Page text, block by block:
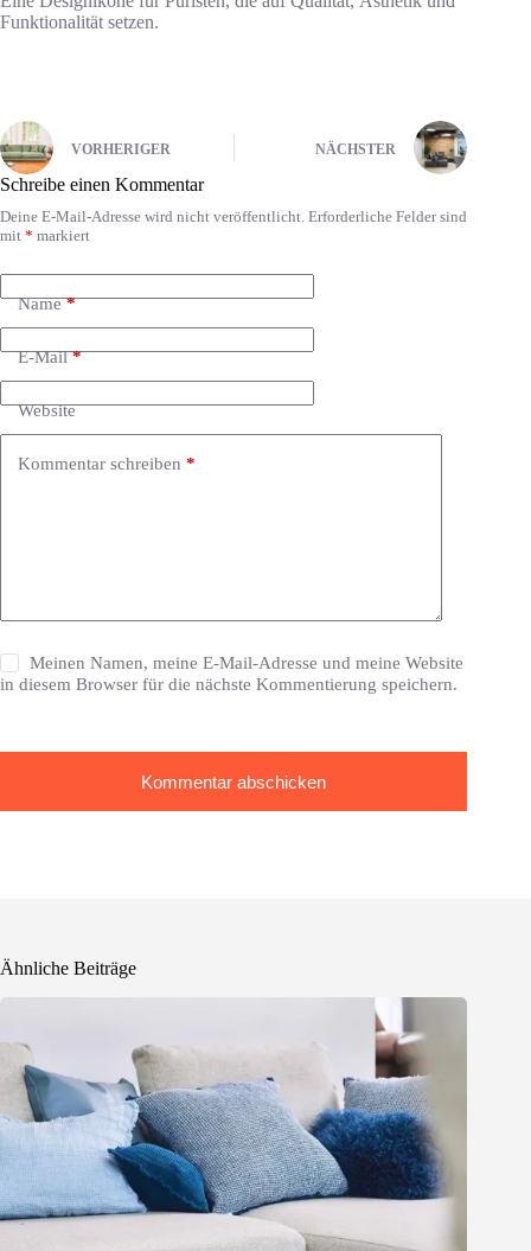
Funktionalität setzen.
VORHERIGER NÄCHSTER
Schreibe einen Kommentar
Deine E-Mail-Adresse wird nicht veröffentlicht. Erforderliche Felder sind
mit * markiert
Name*
E-Mail*
Website
Kommentar schreiben *
Meinen Namen, meine E-Mail-Adresse und meine Website
in diesem Browser für die nächste Kommentierung speichern.
Kommentar abschicken
Ähnliche Beiträge